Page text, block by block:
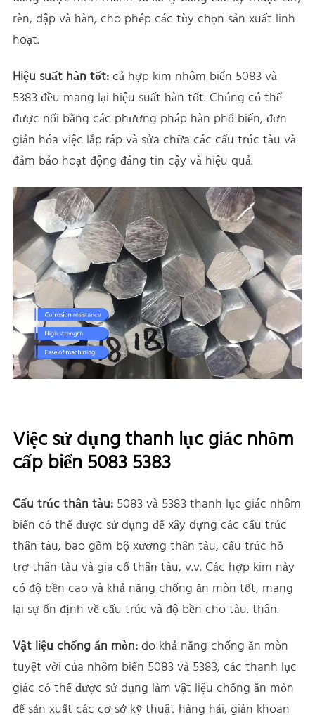
rèn, dập và hàn, cho phép các tùy chọn sản xuất linh
hoạt.
Hiệu suất hàn tốt:cả hợp kim nhôm biển 5083 và
5383 đều mang lại hiệu suất hàn tốt. Chúng có thể
được nối bằng các phương pháp hàn phổ biến, đơn
giản hóa việc lắp ráp và sửa chữa các cấu trúc tàu và
đảm bảo hoạt động đáng tin cậy và hiệu quả.
Việc sử dụng thanh lục giác nhôm
cấp biển 5083 5383
Cấu trúc thân tàu: 5083 và 5383 thanh lục giác nhôm
biển có thể được sử dụng để xây dựng các cấu trúc
thân tàu, bao gồm bộ xương thân tàu, cấu trúc hỗ
trợ thân tàu và gia cố thân tàu, v.v. Các hợp kim này
có độ bền cao và khả năng chống ăn mòn tốt, mang
lại sự ổn định về cấu trúc và độ bền cho tàu. thân.
Vật liệu chống ăn mòn:do khả năng chống ăn mòn
tuyệt vời của nhôm biển 5083 và 5383, các thanh lục
giác có thể được sử dụng làm vật liệu chống ăn mòn
để sản xuất các cơ sở kỹ thuật hàng hải, giàn khoan